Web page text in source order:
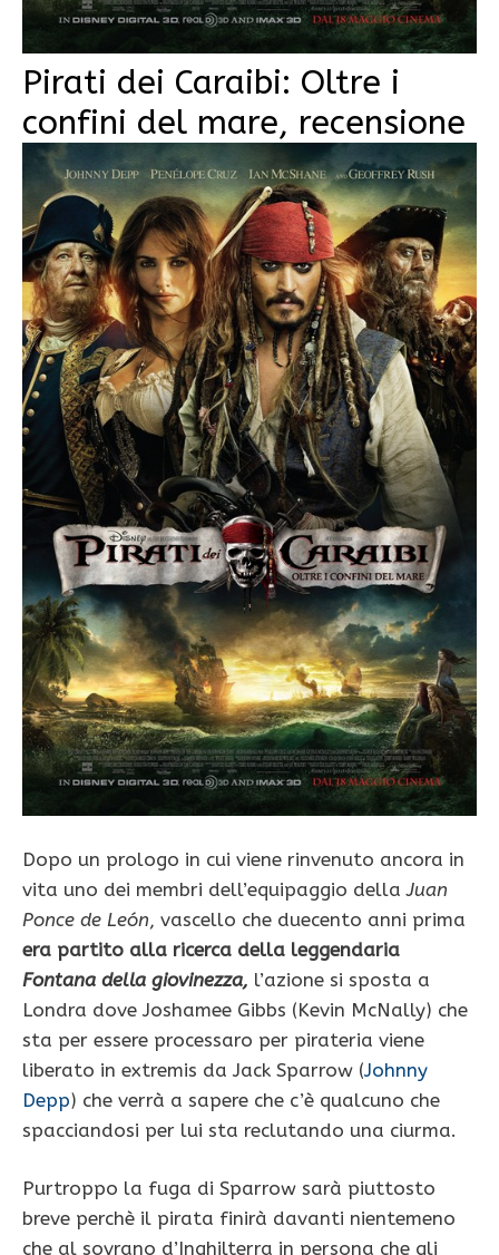
Pirati dei Caraibi: Oltre i
confini del mare, recensione
Dopo un prologo in cui viene rinvenuto ancora in
vita uno dei membri dell’equipaggio dellaJuan
Ponce de León, vascello che duecento anni prima
era partito alla ricerca della leggendaria
Fontana della giovinezza, l’azione si sposta a
Londra dove Joshamee Gibbs (Kevin McNally) che
sta per essere processaro per pirateria viene
liberato in extremis da Jack Sparrow (Johnny
Depp) che verrà a sapere che c’è qualcuno che
spacciandosi per lui sta reclutando una ciurma.
Purtroppo la fuga di Sparrow sarà piuttosto
breve perchè il pirata finirà davanti nientemeno
che al sovrano d’Inghilterra in persona che gli